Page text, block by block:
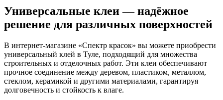
Универсальные клеи — надёжное
решение для различных поверхностей
В интернет-магазине «Спектр красок» вы можете приобрести
универсальный клей в Туле, подходящий для множества
строительных и отделочных работ. Эти клеи обеспечивают
прочное соединение между деревом, пластиком, металлом,
стеклом, керамикой и другими материалами, гарантируя
долговечность и стойкость к влаге.